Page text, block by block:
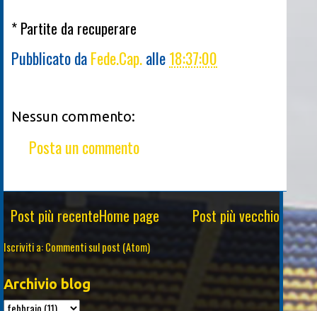
* Partite da recuperare
Pubblicato daFede.Cap.alle18:37:00
Nessun commento:
Posta un commento
Post più recente Post più vecchio
Home page
Iscriviti a:Commenti sul post (Atom)
Archivio blog